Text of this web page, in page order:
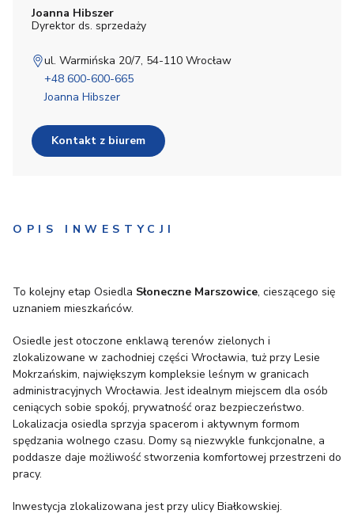
Joanna Hibszer
Dyrektor ds. sprzedaży
ul. Warmińska 20/7, 54-110 Wrocław
+48 600-600-665
Joanna Hibszer
Kontakt z biurem
OPIS INWESTYCJI
To kolejny etap Osiedla Słoneczne Marszowice, cieszącego się
uznaniem mieszkańców.
Osiedle jest otoczone enklawą terenów zielonych i
zlokalizowane w zachodniej części Wrocławia, tuż przy Lesie
Mokrzańskim, największym kompleksie leśnym w granicach
administracyjnych Wrocławia. Jest idealnym miejscem dla osób
ceniących sobie spokój, prywatność oraz bezpieczeństwo.
Lokalizacja osiedla sprzyja spacerom i aktywnym formom
spędzania wolnego czasu. Domy są niezwykle funkcjonalne, a
poddasze daje możliwość stworzenia komfortowej przestrzeni do
pracy.
Inwestycja zlokalizowana jest przy ulicy Białkowskiej.